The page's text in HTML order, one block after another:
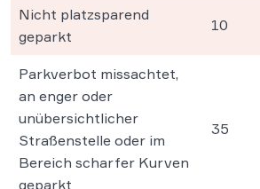
Nicht platzsparend
geparkt
10
Parkverbot missachtet,
an enger oder
unübersichtlicher
Straßenstelle oder im
Bereich scharfer Kurven
geparkt
35